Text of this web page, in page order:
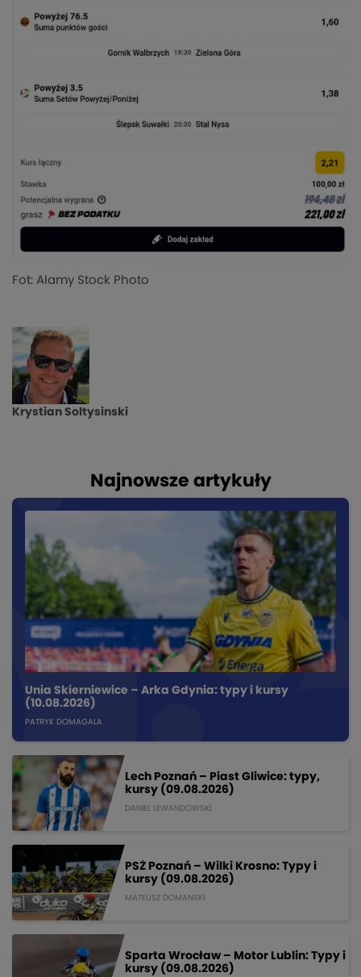
Fot: Alamy Stock Photo
Krystian Soltysinski
Najnowsze artykuły
Unia Skierniewice – Arka Gdynia: typy i kursy
(10.08.2026)
PATRYK DOMAGALA
Lech Poznań – Piast Gliwice: typy,
kursy (09.08.2026)
DANIEL LEWANDOWSKI
PSŻ Poznań – Wilki Krosno: Typy i
kursy (09.08.2026)
MATEUSZ DOMANSKI
Sparta Wrocław – Motor Lublin: Typy i
kursy (09.08.2026)